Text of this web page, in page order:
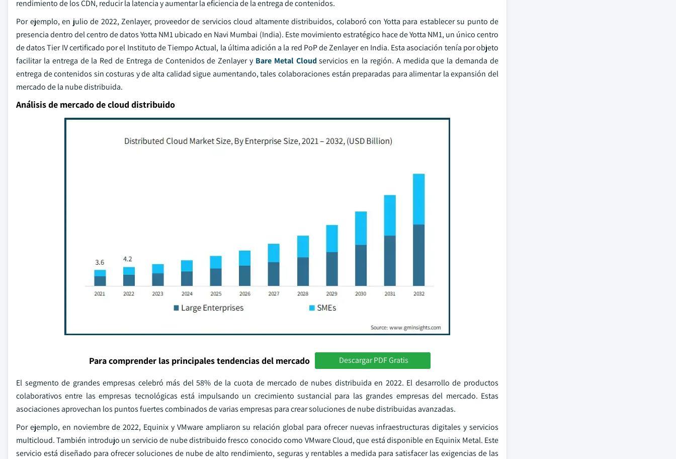
rendimiento de los CDN, reducir la latencia y aumentar la eficiencia de la entrega de contenidos.
Por ejemplo, en julio de 2022, Zenlayer, proveedor de servicios cloud altamente distribuidos, colaboró con Yotta para establecer su punto de
presencia dentro del centro de datos Yotta NM1 ubicado en Navi Mumbai (India). Este movimiento estratégico hace de Yotta NM1, un único centro
de datos Tier IV certificado por el Instituto de Tiempo Actual, la última adición a la red PoP de Zenlayer en India. Esta asociación tenía por objeto
facilitar la entrega de la Red de Entrega de Contenidos de Zenlayer y Bare Metal Cloud servicios en la región. A medida que la demanda de
entrega de contenidos sin costuras y de alta calidad sigue aumentando, tales colaboraciones están preparadas para alimentar la expansión del
mercado de la nube distribuida.
Análisis de mercado de cloud distribuido
Para comprender las principales tendencias del mercado Descargar PDF Gratis
El segmento de grandes empresas celebró más del 58% de la cuota de mercado de nubes distribuida en 2022. El desarrollo de productos
colaborativos entre las empresas tecnológicas está impulsando un crecimiento sustancial para las grandes empresas del mercado. Estas
asociaciones aprovechan los puntos fuertes combinados de varias empresas para crear soluciones de nube distribuidas avanzadas.
Por ejemplo, en noviembre de 2022, Equinix y VMware ampliaron su relación global para ofrecer nuevas infraestructuras digitales y servicios
multicloud. También introdujo un servicio de nube distribuido fresco conocido como VMware Cloud, que está disponible en Equinix Metal. Este
servicio está diseñado para ofrecer soluciones de nube de alto rendimiento, seguras y rentables a medida para satisfacer las exigencias de las